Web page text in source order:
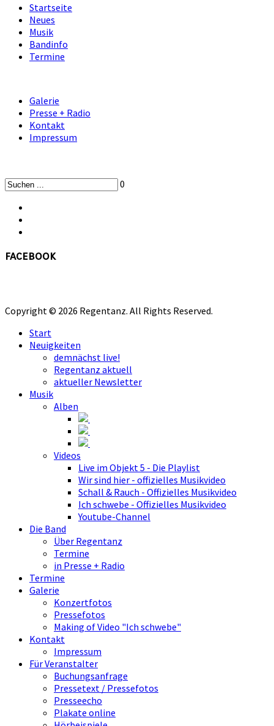
Startseite
Neues
Musik
Bandinfo
Termine
Galerie
Presse + Radio
Kontakt
Impressum
0
facebook
Copyright © 2026 Regentanz. All Rights Reserved.
Start
Neuigkeiten
demnächst live!
Regentanz aktuell
aktueller Newsletter
Musik
Alben
Videos
Live im Objekt 5 - Die Playlist
Wir sind hier - offizielles Musikvideo
Schall & Rauch - Offizielles Musikvideo
Ich schwebe - Offizielles Musikvideo
Youtube-Channel
Die Band
Über Regentanz
Termine
in Presse + Radio
Termine
Galerie
Konzertfotos
Pressefotos
Making of Video "Ich schwebe"
Kontakt
Impressum
Für Veranstalter
Buchungsanfrage
Pressetext / Pressefotos
Presseecho
Plakate online